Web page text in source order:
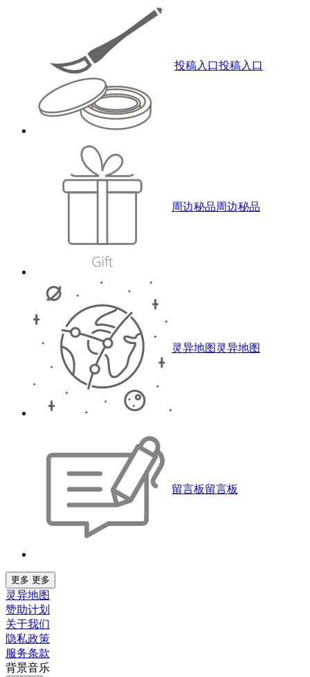
投稿入口投稿入口
周边秘品周边秘品
灵异地图 灵异地图
留言板留言板
更多 更多
灵异地图
赞助计划
关于我们
隐私政策
服务条款
背景音乐